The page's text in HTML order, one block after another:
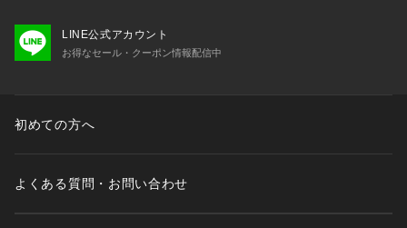
LINE公式アカウント
お得なセール・クーポン情報配信中
初めての方へ
よくある質問・お問い合わせ